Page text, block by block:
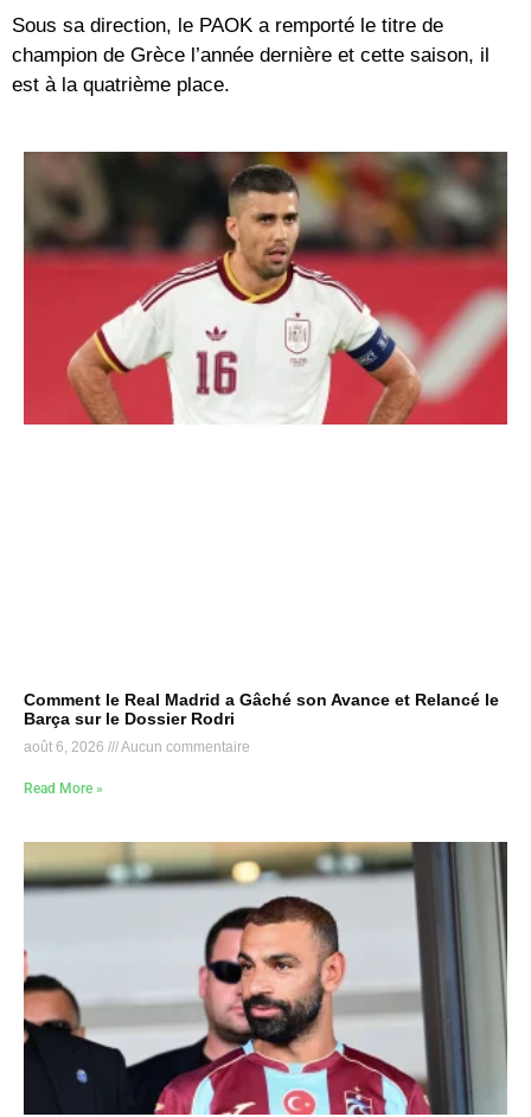
Sous sa direction, le PAOK a remporté le titre de
champion de Grèce l’année dernière et cette saison, il
est à la quatrième place.
Comment le Real Madrid a Gâché son Avance et Relancé le
Barça sur le Dossier Rodri
août 6, 2026 Aucun commentaire
Read More »